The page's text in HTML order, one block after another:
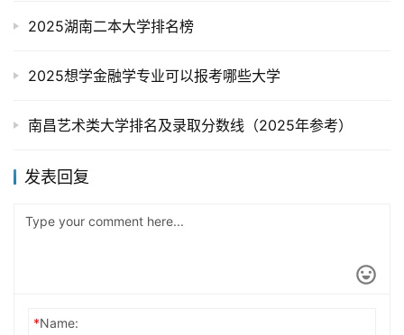
2025湖南二本大学排名榜
2025想学金融学专业可以报考哪些大学
南昌艺术类大学排名及录取分数线（2025年参考）
发表回复
*Name: